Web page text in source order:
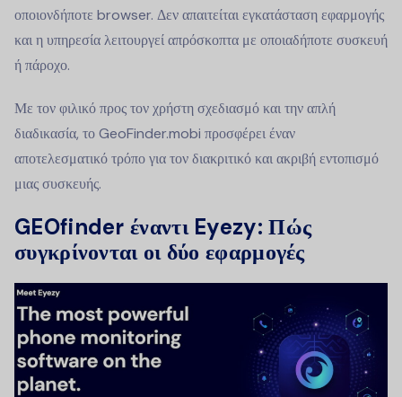
οποιονδήποτε browser. Δεν απαιτείται εγκατάσταση εφαρμογής
και η υπηρεσία λειτουργεί απρόσκοπτα με οποιαδήποτε συσκευή
ή πάροχο.
Με τον φιλικό προς τον χρήστη σχεδιασμό και την απλή
διαδικασία, το GeoFinder.mobi προσφέρει έναν
αποτελεσματικό τρόπο για τον διακριτικό και ακριβή εντοπισμό
μιας συσκευής.
GEOfinder έναντι Eyezy: Πώς
συγκρίνονται οι δύο εφαρμογές